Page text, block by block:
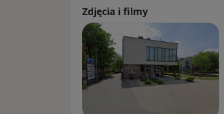
Zdjęcia i filmy